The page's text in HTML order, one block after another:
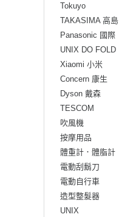
Tokuyo
TAKASIMA 高島
Panasonic 國際
UNIX DO FOLD
Xiaomi 小米
Concern 康生
Dyson 戴森
TESCOM
吹風機
按摩用品
體重計．體脂計
電動刮鬍刀
電動自行車
造型整髮器
UNIX